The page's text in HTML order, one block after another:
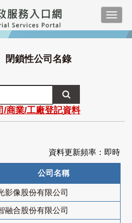
閉鎖性公司名錄
/商業/工廠登記資料
資料更新頻率：即時
公司名稱
影像股份有限公司
融合股份有限公司